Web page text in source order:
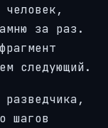
за раз.
следующий.
шагов